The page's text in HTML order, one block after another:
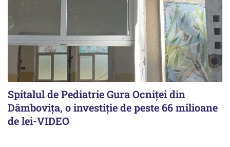
Spitalul de Pediatrie Gura Ocniței din
Dâmbovița, o investiție de peste 66 milioane
de lei-VIDEO